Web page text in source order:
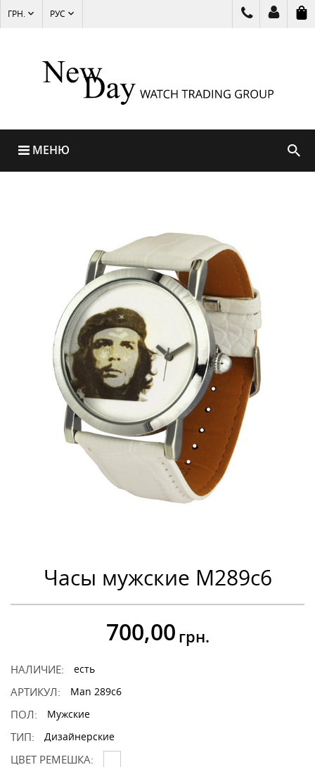
ГРН. РУС
МЕНЮ
Часы мужские M289c6
700,00 грн.
НАЛИЧИЕ: есть
АРТИКУЛ: Man 289c6
ПОЛ: Мужские
ТИП: Дизайнерские
ЦВЕТ РЕМЕШКА: